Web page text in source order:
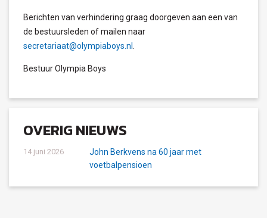
Berichten van verhindering graag doorgeven aan een van
de bestuursleden of mailen naar
secretariaat@olympiaboys.nl
Bestuur Olympia Boys
OVERIG NIEUWS
14 juni 2026
John Berkvens na 60 jaar met
voetbalpensioen